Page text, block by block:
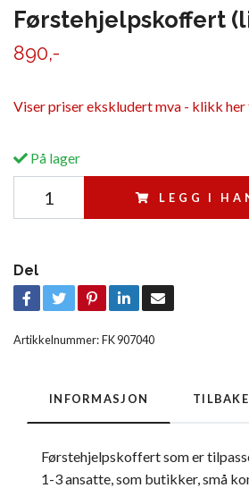
Førstehjelpskoffert
890,-
Viser priser ekskludert mva - klikk her
På lager
LEGG I
Del
Artikkelnummer:FK 907040
INFORMASJON
Førstehjelpskoffert som er
1-3 ansatte, som butikker, små